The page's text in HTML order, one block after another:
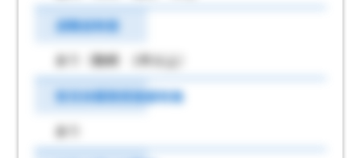
退職金制度
あり（勤続 1年以上）
育児休業取得実績有無
あり